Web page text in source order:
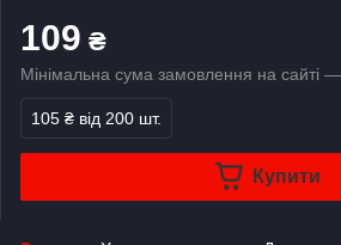
109 ₴
Мінімальна сума замовлення на сайті
105 ₴ від 200 шт.
Купити